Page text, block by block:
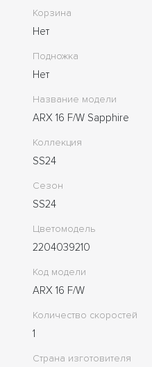
Корзина
Нет
Подножка
Нет
Название модели
ARX 16 F/W Sapphire
Коллекция
SS24
Сезон
SS24
Цветомодель
2204039210
Код модели
ARX 16 F/W
Количество скоростей
1
Страна изготовителя